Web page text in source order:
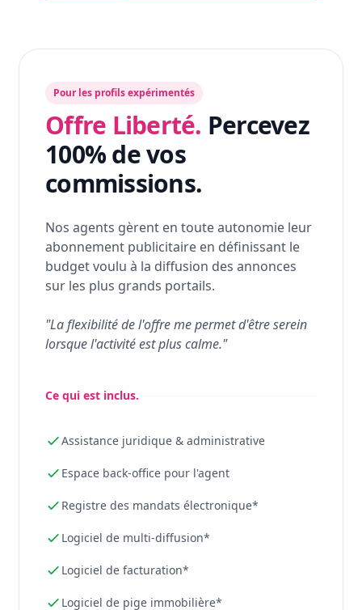
Pour les profils expérimentés
Offre Liberté. Percevez
100% de vos
commissions.
Nos agents gèrent en toute autonomie leur
abonnement publicitaire en définissant le
budget voulu à la diffusion des annonces
sur les plus grands portails.
"La flexibilité de l'offre me permet d'être serein
lorsque l'activité est plus calme."
Ce qui est inclus.
Assistance juridique & administrative
Espace back-office pour l'agent
Registre des mandats électronique*
Logiciel de multi-diffusion*
Logiciel de facturation*
Logiciel de pige immobilière*